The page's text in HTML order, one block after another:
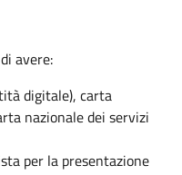
avere:
digitale), carta
nazionale dei servizi
per la presentazione